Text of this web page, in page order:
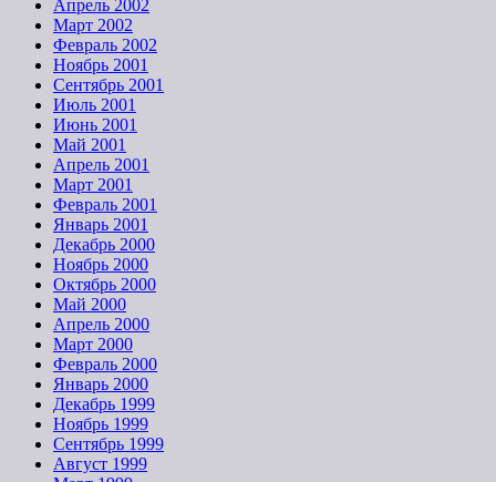
Апрель 2002
Март 2002
Февраль 2002
Ноябрь 2001
Сентябрь 2001
Июль 2001
Июнь 2001
Май 2001
Апрель 2001
Март 2001
Февраль 2001
Январь 2001
Декабрь 2000
Ноябрь 2000
Октябрь 2000
Май 2000
Апрель 2000
Март 2000
Февраль 2000
Январь 2000
Декабрь 1999
Ноябрь 1999
Сентябрь 1999
Август 1999